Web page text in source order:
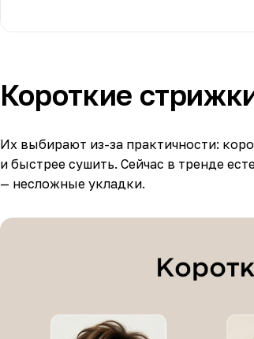
Короткие
Их выбирают из-за практичности:
и быстрее сушить. Сейчас в тренде
— несложные укладки.